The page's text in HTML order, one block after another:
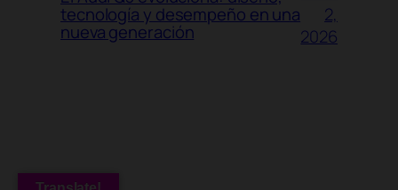
tecnología y desempeño en una
nueva generación
2,
2026